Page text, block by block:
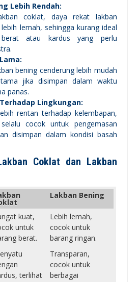
Lebih Rendah:
coklat, daya rekat lakban
lemah, sehingga kurang ideal
atau kardus yang perlu
bening cenderung lebih mudah
jika disimpan dalam waktu
panas.
Lingkungan:
rentan terhadap kelembapan,
cocok untuk pengemasan
disimpan dalam kondisi basah
Coklat dan Lakban
Lakban Bening
kuat,
untuk
berat.
Lebih lemah,
cocok untuk
barang ringan.
terlihat
Transparan,
cocok untuk
berbagai